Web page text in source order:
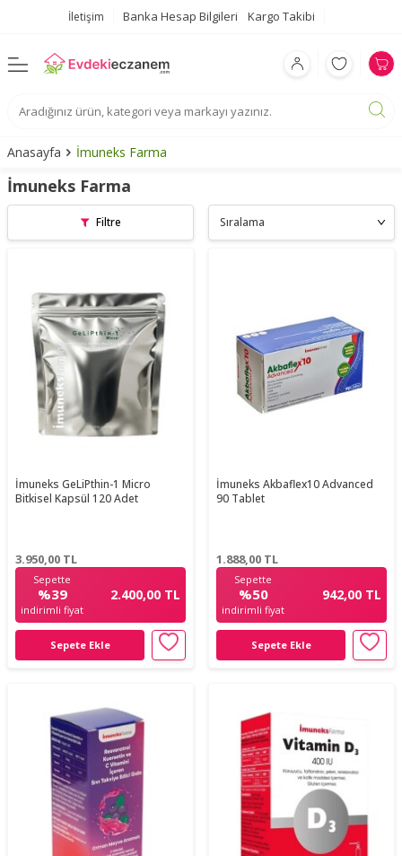
İletişim Banka Hesap Bilgileri Kargo Takibi
Anasayfa İmuneks Farma
İmuneks Farma
Filtre
İmuneks GeLiPthin-1 Micro
Bitkisel Kapsül 120 Adet
3.950,00 TL
Sepette
%39
indirimli fiyat
2.400,00 TL
Sepete Ekle
İmuneks Akbaflex10 Advanced
90 Tablet
1.888,00 TL
Sepette
%50
indirimli fiyat
942,00 TL
Sepete Ekle